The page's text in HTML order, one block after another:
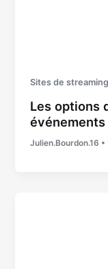
Sites de
Les options
Julien.Bourdon.16 •